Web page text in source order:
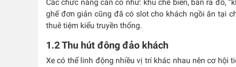
Các chức năng cần có như: khu chế biến, bàn ra đồ,
ghế đơn giản cũng đã có slot cho khách ngồi ăn tại
thuê tiệm kiểu truyền thống.
1.2 Thu hút đông đảo khách
Xe có thể linh động nhiều vị trí khác nhau nên cơ hội